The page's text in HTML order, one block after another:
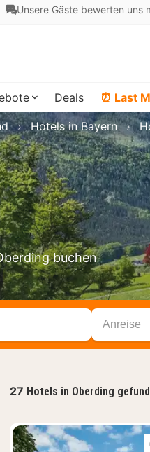
Unsere Gäste bewerten uns
Deals ⏰ Last
buchen
Hotels in Bayern
Anreise
27 Hotels in Oberding